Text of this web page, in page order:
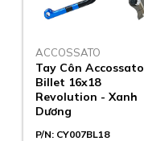
ACCOSSATO
Tay Côn Accossato
Billet 16x18
Revolution - Xanh
Dương
P/N: CY007BL18